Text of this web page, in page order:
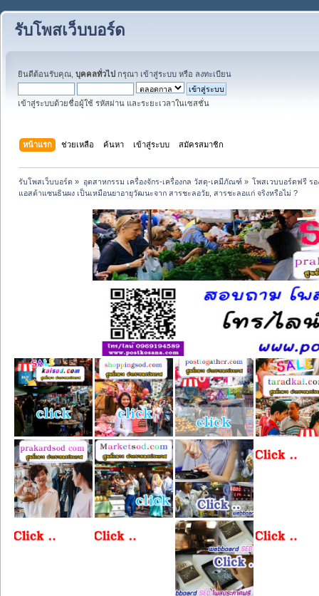
รับโพสเว็บบอร์ด
ยินดีต้อนรับคุณ, บุคคลทั่วไป กรุณา เข้าสู่ระบบ หรือ ลงทะเบียน
เข้าสู่ระบบด้วยชื่อผู้ใช้ รหัสผ่าน และระยะเวลาในเซสชั่น
หน้าแรก ช่วยเหลือ ค้นหา เข้าสู่ระบบ สมัครสมาชิก
รับโพสเว็บบอร์ด » อุตสาหกรรม เครื่องจักร-เครื่องกล วัสดุ-เคมีภัณฑ์ » โพสเวบบอร์ดฟรี รอ
แอสต้าแซนธินผง เป็นเหมือนยาอายุวัฒนะจาก สารชะลอวัย, สารชะลอแก่ จริงหรือไม่ ?